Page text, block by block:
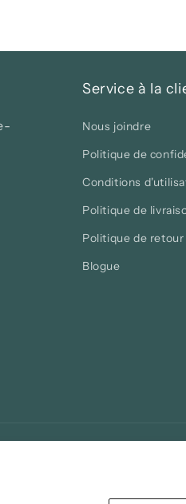
Service à la
Nous joindre
Politique de
Conditions
Politique de
Politique de
Blogue